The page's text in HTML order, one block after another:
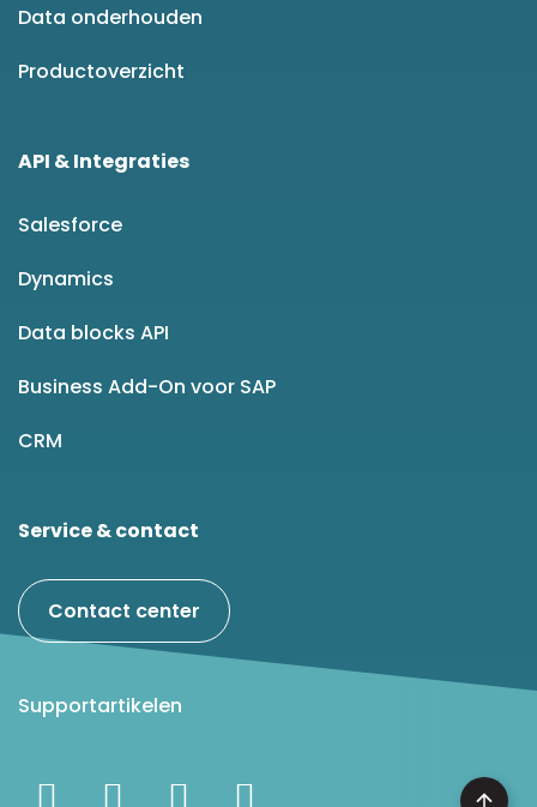
Data onderhouden
Productoverzicht
API & Integraties
Salesforce
Dynamics
Data blocks API
Business Add-On voor SAP
CRM
Service & contact
Contact center
Supportartikelen